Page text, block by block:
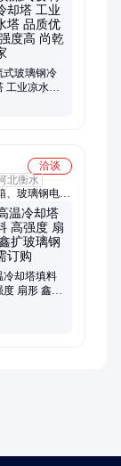
式玻璃钢冷
工业凉水塔
洽谈
北衡水
、玻璃钢电缆
冷却塔填料
度 扇形 鑫扩